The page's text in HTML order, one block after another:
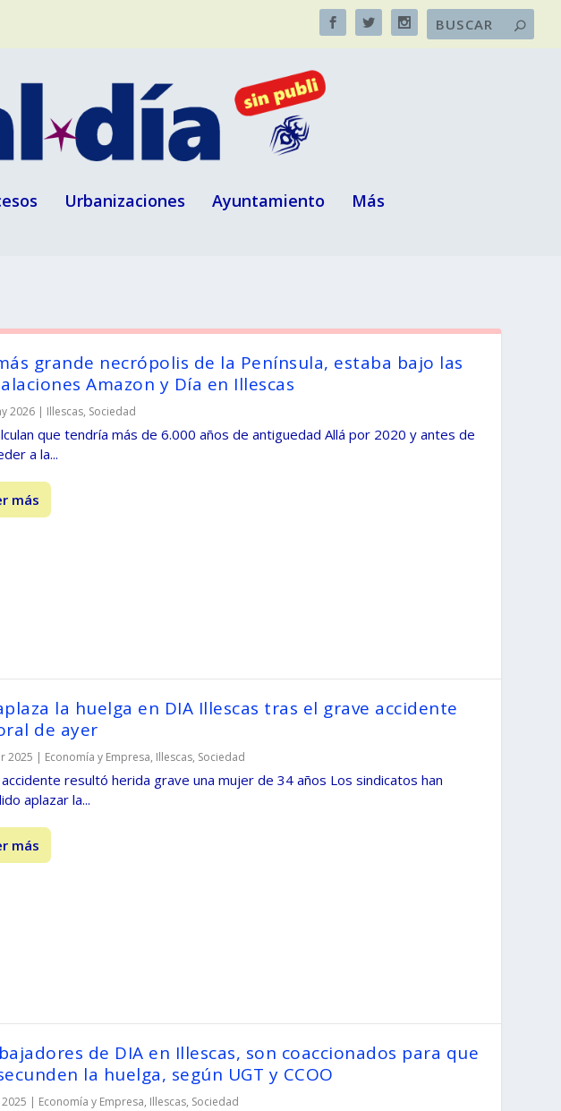
Urbanizaciones Ayuntamiento Más
grande necrópolis de la Península, estaba bajo las
Amazon y Día en Illescas
2026 | Illescas, Sociedad
que tendría más de 6.000 años de antiguedad Allá por 2020 y antes de
a la...
más
la huelga en DIA Illescas tras el grave accidente
de ayer
2025 | Economía y Empresa, Illescas, Sociedad
accidente resultó herida grave una mujer de 34 años Los sindicatos han
aplazar la...
más
de DIA en Illescas, son coaccionados para que
la huelga, según UGT y CCOO
| Economía y Empresa, Illescas, Sociedad